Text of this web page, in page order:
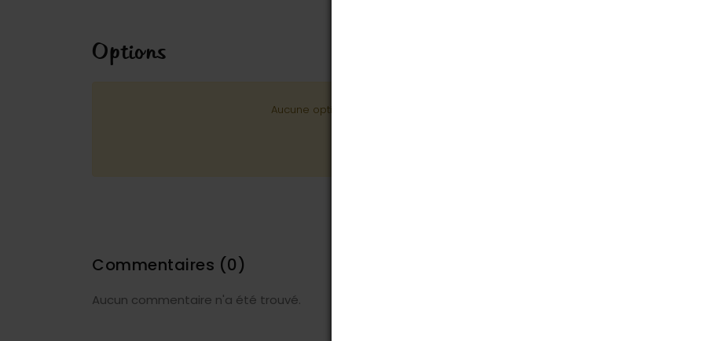
Options
Aucune option n'a été entrée sur ce parc.
Commentaires (0)
Aucun commentaire n'a été trouvé.